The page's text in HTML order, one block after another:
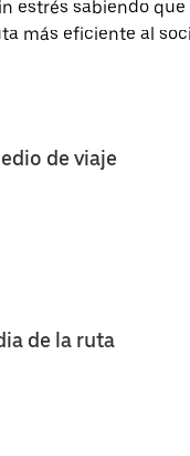
estrés sabiendo
más eficiente al
de viaje
de la ruta